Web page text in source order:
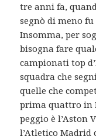
tre anni fa,
segnò di meno fu
Insomma, per
bisogna fare
campionati top
squadra che
quelle che
prima quattro in
peggio è l’Aston
l’Atletico Madrid